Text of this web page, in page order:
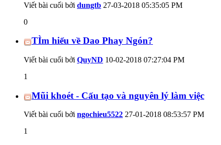
Viết bài cuối bởi dungtb 27-03-2018 05:35:05 PM
0
TÌm hiểu về Dao Phay Ngón?
Viết bài cuối bởi QuyND 10-02-2018 07:27:04 PM
1
Mũi khoét - Cấu tạo và nguyên lý làm việc
Viết bài cuối bởi ngochieu5522 27-01-2018 08:53:57 PM
1